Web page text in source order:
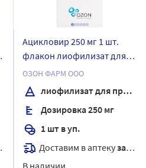
Ацикловир 250 мг 1 шт.
флакон лиофилизат для
приготовления раствора
для инфузий
ОЗОН ФАРМ ООО
лиофилизат для приготовления раствора для инфузий
Дозировка 250 мг
1 шт в уп.
Доставим в аптекузавтра
В наличии